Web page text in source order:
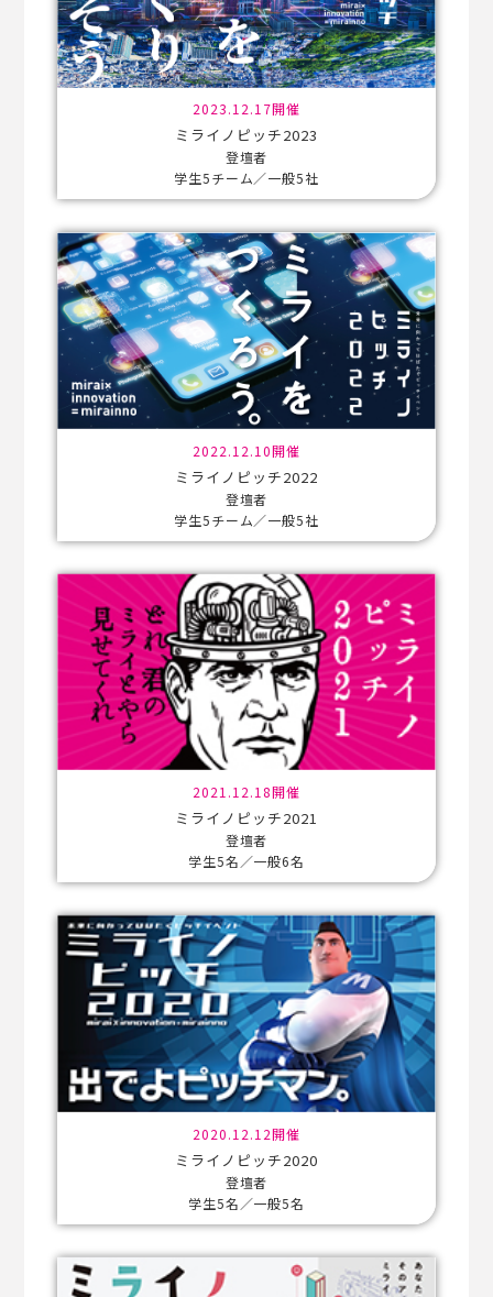
2023.12.17開催
ミライノピッチ2023
登壇者
学生5チーム／一般5社
2022.12.10開催
ミライノピッチ2022
登壇者
学生5チーム／一般5社
2021.12.18開催
ミライノピッチ2021
登壇者
学生5名／一般6名
2020.12.12開催
ミライノピッチ2020
登壇者
学生5名／一般5名